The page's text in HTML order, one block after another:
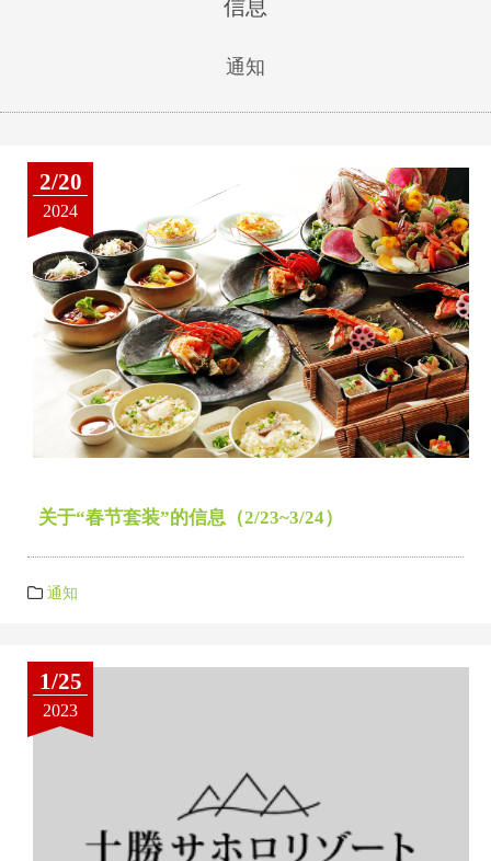
信息
通知
2/20
2024
关于“春节套装”的信息（2/23~3/24）
通知
1/25
2023